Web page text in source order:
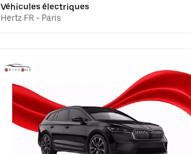
Véhicules électriques
Hertz FR - Paris